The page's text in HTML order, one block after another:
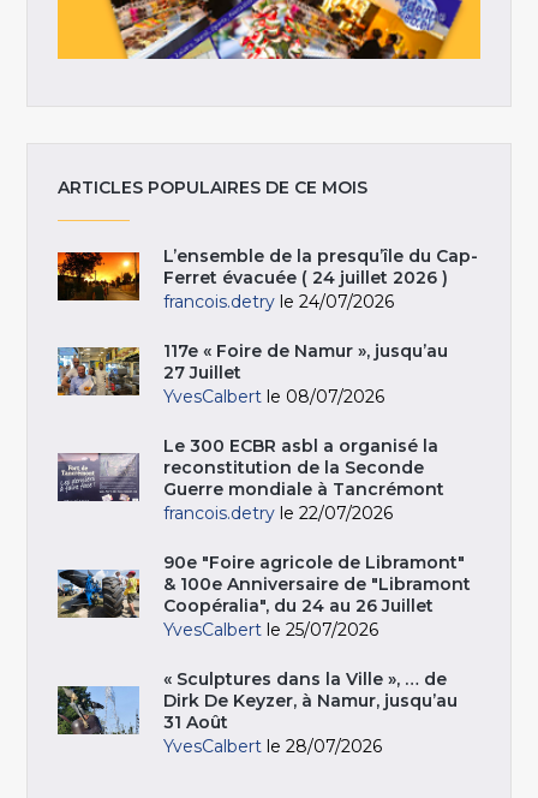
ARTICLES POPULAIRES DE CE MOIS
L’ensemble de la presqu’île du Cap-
Ferret évacuée ( 24 juillet 2026 )
francois.detry le 24/07/2026
117e « Foire de Namur », jusqu’au
27 Juillet
YvesCalbert le 08/07/2026
Le 300 ECBR asbl a organisé la
reconstitution de la Seconde
Guerre mondiale à Tancrémont
francois.detry le 22/07/2026
90e "Foire agricole de Libramont"
& 100e Anniversaire de "Libramont
Coopéralia", du 24 au 26 Juillet
YvesCalbert le 25/07/2026
« Sculptures dans la Ville », … de
Dirk De Keyzer, à Namur, jusqu’au
31 Août
YvesCalbert le 28/07/2026